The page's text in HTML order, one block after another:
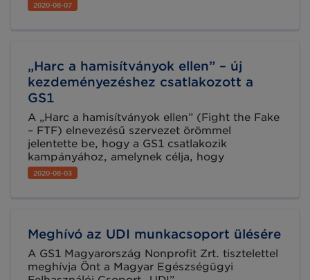
leolvasás következtében számos előnyt
2020-08-07
„Harc a hamisítványok ellen” – új
kezdeményezéshez csatlakozott a
GS1
A „Harc a hamisítványok ellen” (Fight the Fake
– FTF) elnevezésű szervezet örömmel
jelentette be, hogy a GS1 csatlakozik
kampányához, amelynek célja, hogy
megelőzze a hamisított gyógyszerek
bekerülését az ellátási láncba. A GS1
taggal jött létre a szervezet, ma már 43
partnert tudhat maga mögött, akik az
orvosokat, nővéreket, gyógyszerészeket,
pácienseket, gyártókat, nagykereskedőket,
2020-08-03
Meghívó az UDI munkacsoport ülésére
A GS1 Magyarország Nonprofit Zrt. tisztelettel
meghívja Önt a Magyar Egészségügyi